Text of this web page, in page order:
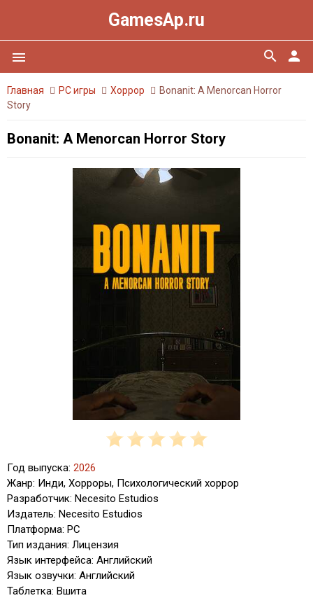
GamesAp.ru
menu person
search
Главная PC игры Хоррор
Bonanit: A Menorcan Horror
Story
Bonanit: A Menorcan Horror Story
Год выпуска: 2026
Жанр: Инди, Хорроры, Психологический хоррор
Разработчик: Necesito Estudios
Издатель: Necesito Estudios
Платформа: PC
Тип издания: Лицензия
Язык интерфейса: Английский
Язык озвучки: Английский
Таблетка: Вшита